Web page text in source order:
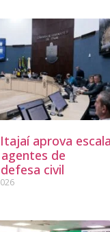
aprova escala
de
civil